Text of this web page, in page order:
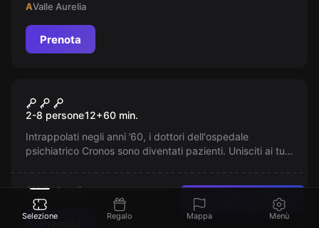
AValle Aurelia
Prenota
Psycho Hospital
2-8 persone12+60 min.
Intrappolati negli anni ’60, i dottori dell'ospedale
psichiatrico Cronos sono diventati pazienti. Unisciti ai tuoi
AValle Aurelia
Prenota
Hai trovato un errore?
Selezione Regalo Mappa Menù